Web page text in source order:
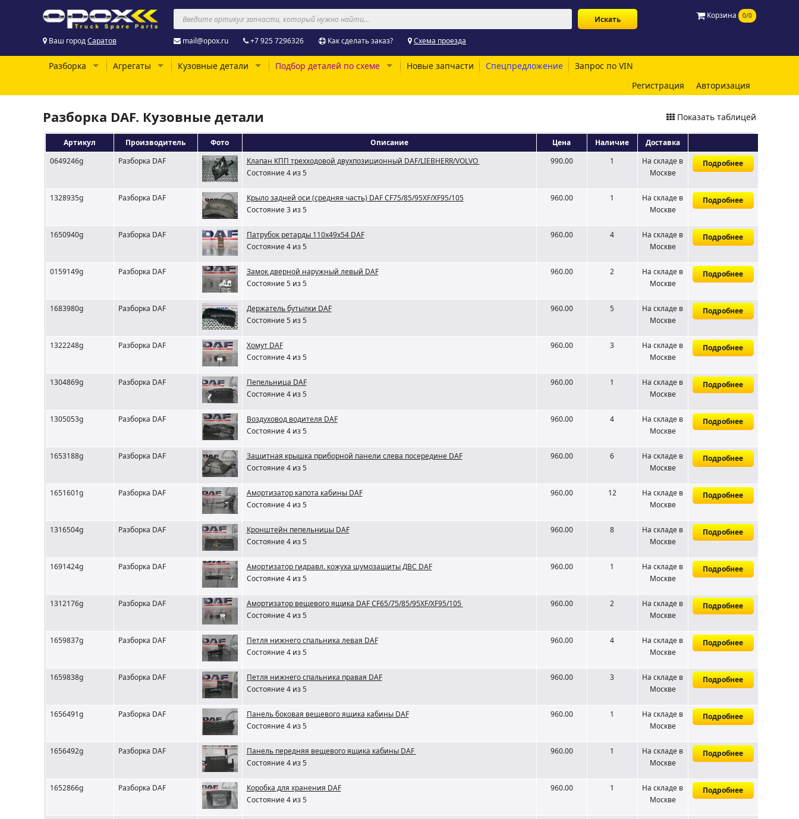
Корзина 0/0
Ваш городСаратов mail@opox.ru +7 925 7296326 Как сделать заказ? Схема проезда
Разборка Агрегаты Кузовные детали Подбор деталей по схеме Новые запчасти Спецпредложение
Запрос по VIN
Регистрация
Авторизация
Разборка DAF. Кузовные детали Показать таблицей
Артикул Производитель Фото Описание Цена Наличие
Доставка
0649246g
Разборка DAF
Клапан КПП трехходовой двухпозиционный DAF/LIEBHERR/VOLVO
Состояние 4 из 5
990.00 1 На складе в
Москве
Подробнее
1328935g Разборка DAF
Крыло задней оси (средняя часть) DAF CF75/85/95XF/XF95/105
Состояние 3 из 5
960.00 1 На складе в
Москве
Подробнее
1650940g Разборка DAF
Патрубок ретарды 110x49x54 DAF
Состояние 4 из 5
960.00 4 На складе в
Москве
Подробнее
0159149g Разборка DAF
Замок дверной наружный левый DAF
Состояние 5 из 5
960.00 2 На складе в
Москве
Подробнее
1683980g Разборка DAF
Держатель бутылки DAF
Состояние 5 из 5
960.00 5 На складе в
Москве
Подробнее
1322248g Разборка DAF
Хомут DAF
Состояние 4 из 5
960.00 3 На складе в
Москве
Подробнее
1304869g Разборка DAF
Пепельница DAF
Состояние 4 из 5
960.00 1 На складе в
Москве
Подробнее
1305053g Разборка DAF
Воздуховод водителя DAF
Состояние 4 из 5
960.00 4 На складе в
Москве
Подробнее
1653188g Разборка DAF
Защитная крышка приборной панели слева посередине DAF
Состояние 4 из 5
960.00 6 На складе в
Москве
Подробнее
1651601g Разборка DAF
Амортизатор капота кабины DAF
Состояние 4 из 5
960.00 12 На складе в
Москве
Подробнее
1316504g Разборка DAF
Кронштейн пепельницы DAF
Состояние 4 из 5
960.00 8 На складе в
Москве
Подробнее
1691424g Разборка DAF
Амортизатор гидравл. кожуха шумозащиты ДВС DAF
Состояние 4 из 5
960.00 1 На складе в
Москве
Подробнее
1312176g Разборка DAF
Амортизатор вещевого ящика DAF CF65/75/85/95XF/XF95/105
Состояние 4 из 5
960.00 2 На складе в
Москве
Подробнее
1659837g Разборка DAF
Петля нижнего спальника левая DAF
Состояние 4 из 5
960.00 4 На складе в
Москве
Подробнее
1659838g Разборка DAF
Петля нижнего спальника правая DAF
Состояние 4 из 5
960.00 3 На складе в
Москве
Подробнее
1656491g Разборка DAF
Панель боковая вещевого ящика кабины DAF
Состояние 4 из 5
960.00 1 На складе в
Москве
Подробнее
1656492g Разборка DAF
Панель передняя вещевого ящика кабины DAF
Состояние 4 из 5
960.00 1 На складе в
Москве
Подробнее
1652866g Разборка DAF
Коробка для хранения DAF
Состояние 4 из 5
960.00 1 На складе в
Москве
Подробнее